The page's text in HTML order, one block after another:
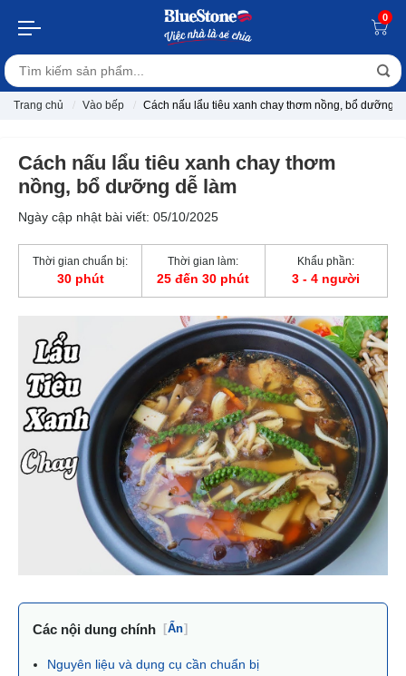
0
Trang chủ Vào bếp Cách nấu lẩu tiêu xanh chay thơm nồng, bổ dưỡng
Cách nấu lẩu tiêu xanh chay thơm
nồng, bổ dưỡng dễ làm
Ngày cập nhật bài viết: 05/10/2025
Thời gian chuẩn bị:
30 phút
Thời gian làm:
25 đến 30 phút
Khẩu phần:
3 - 4 người
Các nội dung chính [Ẩn]
Nguyên liệu và dụng cụ cần chuẩn bị